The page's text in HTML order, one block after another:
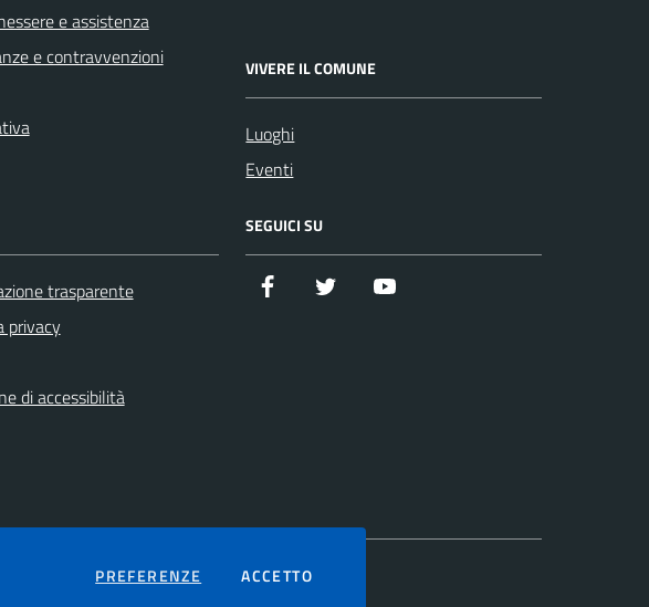
e assistenza
e contravvenzioni
VIVERE IL COMUNE
Luoghi
Eventi
trasparente
privacy
di accessibilità
SEGUICI SU
Facebook Twitter
PREFERENZE COOKIESACCETTOI COOKIES